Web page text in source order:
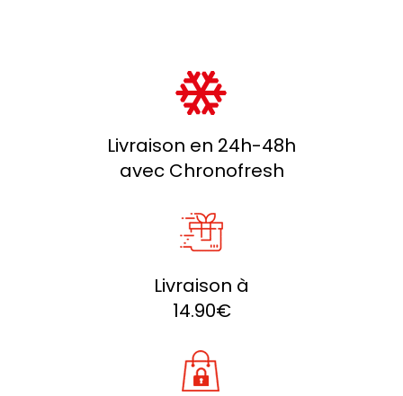
Livraison en 24h-48h
avec Chronofresh
Livraison à
14.90€